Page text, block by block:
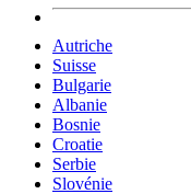
Autriche
Suisse
Bulgarie
Albanie
Bosnie
Croatie
Serbie
Slovénie